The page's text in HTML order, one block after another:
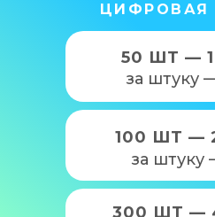
100 ШТ —
за штуку
300 ШТ —
за штуку
50 ШТ —
ЦИФРОВАЯ